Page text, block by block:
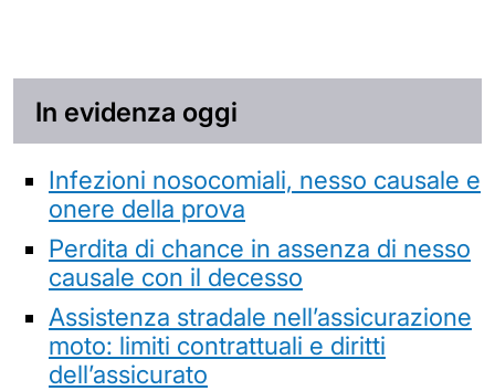
In evidenza oggi
Infezioni nosocomiali, nesso causale e
onere della prova
Perdita di chance in assenza di nesso
causale con il decesso
Assistenza stradale nell’assicurazione
moto: limiti contrattuali e diritti
dell’assicurato